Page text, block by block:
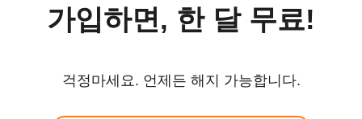
가입하면, 한 달 무료!
걱정마세요. 언제든 해지 가능합니다.